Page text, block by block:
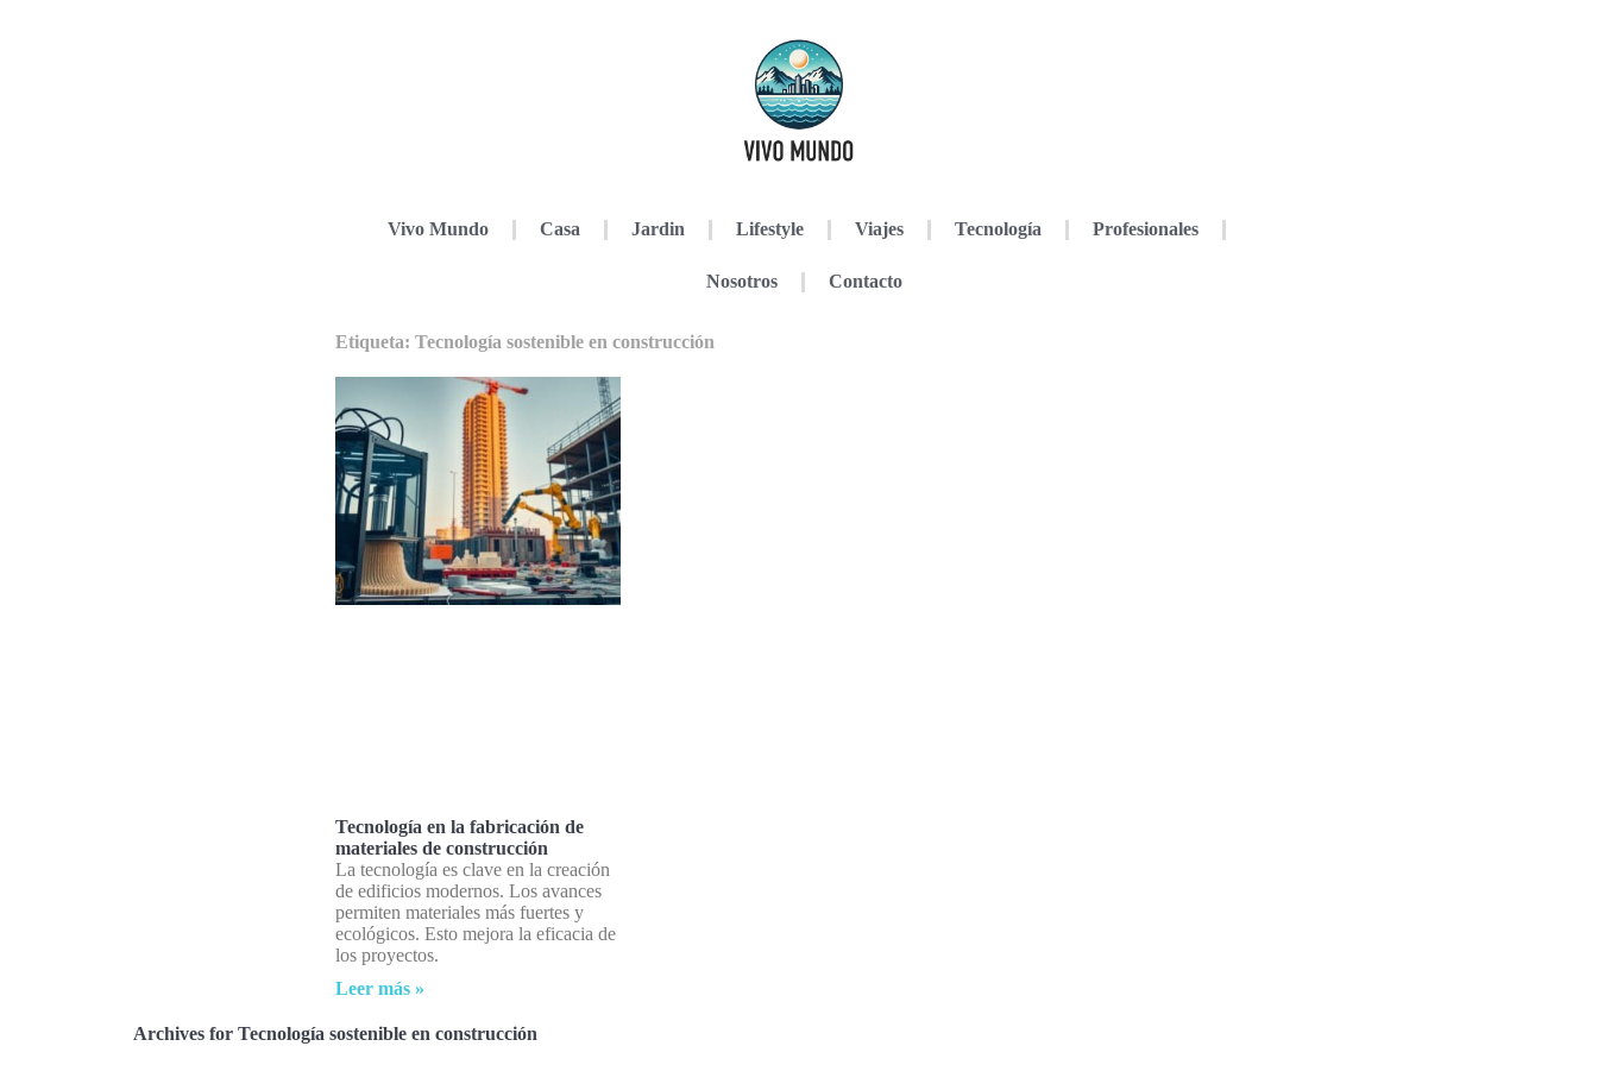
Vivo Mundo Casa Jardin Lifestyle Viajes Tecnología Profesionales
Nosotros Contacto
Etiqueta: Tecnología sostenible en construcción
Tecnología en la fabricación de
materiales de construcción
La tecnología es clave en la creación
de edificios modernos. Los avances
permiten materiales más fuertes y
ecológicos. Esto mejora la eficacia de
los proyectos.
Leer más »
Archives for Tecnología sostenible en construcción